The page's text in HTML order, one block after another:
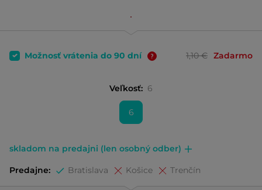
Možnosť vrátenia do 90 dní 1,10 € Zadarmo
Veľkosť: 6
6
skladom na predajni (len osobný odber)
Predajne: Bratislava Košice Trenčín